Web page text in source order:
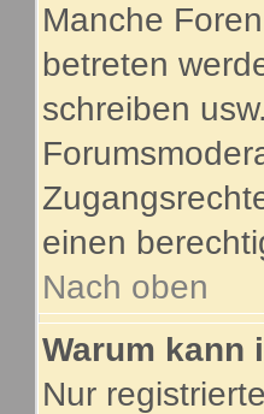
Manche
betreten
schreiben
einen
Nach oben
Warum kann
Nur